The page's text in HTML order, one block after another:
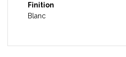
Finition
Blanc